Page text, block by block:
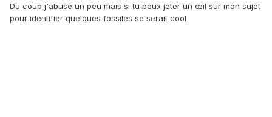
Du coup j'abuse un peu mais si tu peux jeter un œil sur mon sujet
pour identifier quelques fossiles se serait cool